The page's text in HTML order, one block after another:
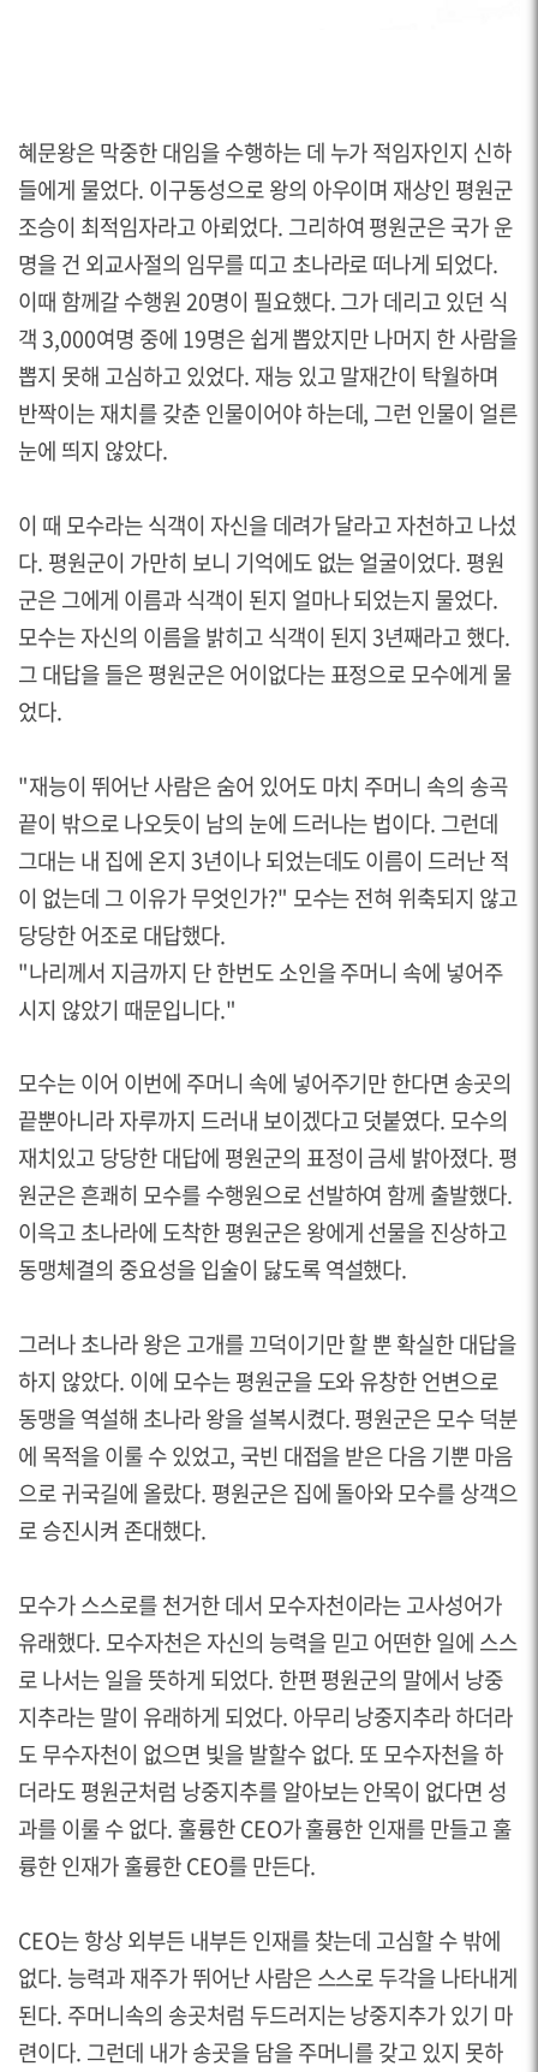
혜문왕은 막중한 대임을 수행하는 데 누가 적임자인지 신하
들에게 물었다. 이구동성으로 왕의 아우이며 재상인 평원군
조승이 최적임자라고 아뢰었다. 그리하여 평원군은 국가 운
명을 건 외교사절의 임무를 띠고 초나라로 떠나게 되었다.
이때 함께갈 수행원 20명이 필요했다. 그가 데리고 있던 식
객 3,000여명 중에 19명은 쉽게 뽑았지만 나머지 한 사람을
뽑지 못해 고심하고 있었다. 재능 있고 말재간이 탁월하며
반짝이는 재치를 갖춘 인물이어야 하는데, 그런 인물이 얼른
눈에 띄지 않았다.
이 때 모수라는 식객이 자신을 데려가 달라고 자천하고 나섰
다. 평원군이 가만히 보니 기억에도 없는 얼굴이었다. 평원
군은 그에게 이름과 식객이 된지 얼마나 되었는지 물었다.
모수는 자신의 이름을 밝히고 식객이 된지 3년째라고 했다.
그 대답을 들은 평원군은 어이없다는 표정으로 모수에게 물
었다.
"재능이 뛰어난 사람은 숨어 있어도 마치 주머니 속의 송곡
끝이 밖으로 나오듯이 남의 눈에 드러나는 법이다. 그런데
그대는 내 집에 온지 3년이나 되었는데도 이름이 드러난 적
이 없는데 그 이유가 무엇인가?" 모수는 전혀 위축되지 않고
당당한 어조로 대답했다.
"나리께서 지금까지 단 한번도 소인을 주머니 속에 넣어주
시지 않았기 때문입니다."
모수는 이어 이번에 주머니 속에 넣어주기만 한다면 송곳의
끝뿐아니라 자루까지 드러내 보이겠다고 덧붙였다. 모수의
재치있고 당당한 대답에 평원군의 표정이 금세 밝아졌다. 평
원군은 흔쾌히 모수를 수행원으로 선발하여 함께 출발했다.
이윽고 초나라에 도착한 평원군은 왕에게 선물을 진상하고
동맹체결의 중요성을 입술이 닳도록 역설했다.
그러나 초나라 왕은 고개를 끄덕이기만 할 뿐 확실한 대답을
하지 않았다. 이에 모수는 평원군을 도와 유창한 언변으로
동맹을 역설해 초나라 왕을 설복시켰다. 평원군은 모수 덕분
에 목적을 이룰 수 있었고, 국빈 대접을 받은 다음 기뿐 마음
으로 귀국길에 올랐다. 평원군은 집에 돌아와 모수를 상객으
로 승진시켜 존대했다.
모수가 스스로를 천거한 데서 모수자천이라는 고사성어가
유래했다. 모수자천은 자신의 능력을 믿고 어떤한 일에 스스
로 나서는 일을 뜻하게 되었다. 한편 평원군의 말에서 낭중
지추라는 말이 유래하게 되었다. 아무리 낭중지추라 하더라
도 무수자천이 없으면 빛을 발할수 없다. 또 모수자천을 하
더라도 평원군처럼 낭중지추를 알아보는 안목이 없다면 성
과를 이룰 수 없다. 훌륭한 CEO가 훌륭한 인재를 만들고 훌
륭한 인재가 훌륭한 CEO를 만든다.
CEO는 항상 외부든 내부든 인재를 찾는데 고심할 수 밖에
없다. 능력과 재주가 뛰어난 사람은 스스로 두각을 나타내게
된다. 주머니속의 송곳처럼 두드러지는 낭중지추가 있기 마
련이다. 그런데 내가 송곳을 담을 주머니를 갖고 있지 못하